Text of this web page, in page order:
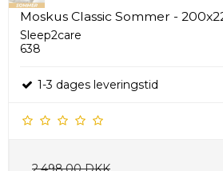
Moskus Classic Sommer -
Sleep2care
638
1-3 dages leveringstid